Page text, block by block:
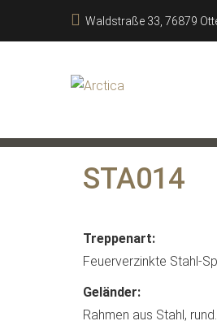
Waldstraße 33, 76879
STA014
Treppenart:
Feuerverzinkte Stahl-
Geländer:
Rahmen aus Stahl,